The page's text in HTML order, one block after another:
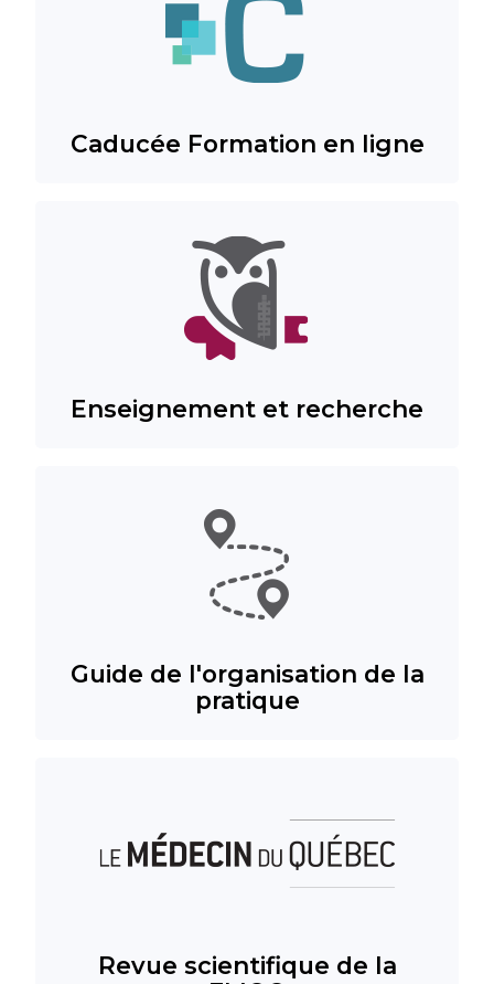
Caducée Formation en ligne
Enseignement et recherche
Guide de l'organisation de la
pratique
Revue scientifique de la